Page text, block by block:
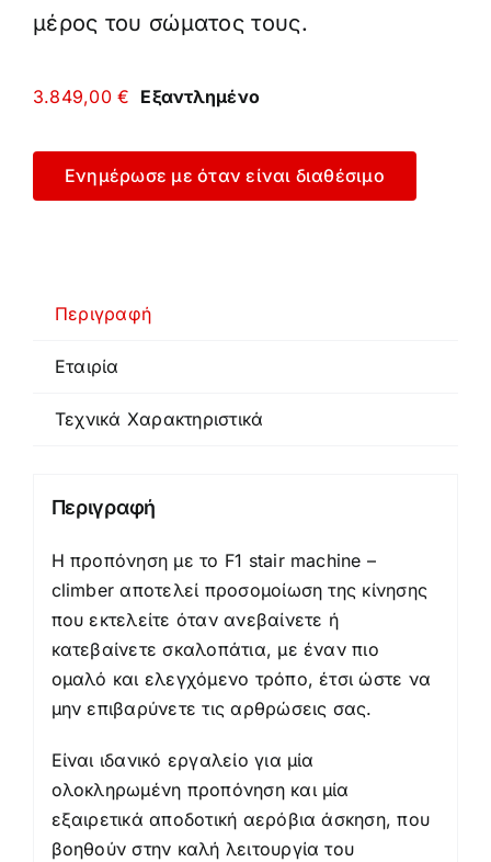
μέρος του σώματος τους.
3.849,00€ Εξαντλημένο
Ενημέρωσε με όταν είναι διαθέσιμο
Περιγραφή
Εταιρία
Τεχνικά Χαρακτηριστικά
Περιγραφή
Η προπόνηση με το F1 stair machine –
climber αποτελεί προσομοίωση της κίνησης
που εκτελείτε όταν ανεβαίνετε ή
κατεβαίνετε σκαλοπάτια, με έναν πιο
ομαλό και ελεγχόμενο τρόπο, έτσι ώστε να
μην επιβαρύνετε τις αρθρώσεις σας.
Είναι ιδανικό εργαλείο για μία
ολοκληρωμένη προπόνηση και μία
εξαιρετικά αποδοτική αερόβια άσκηση, που
βοηθούν στην καλή λειτουργία του